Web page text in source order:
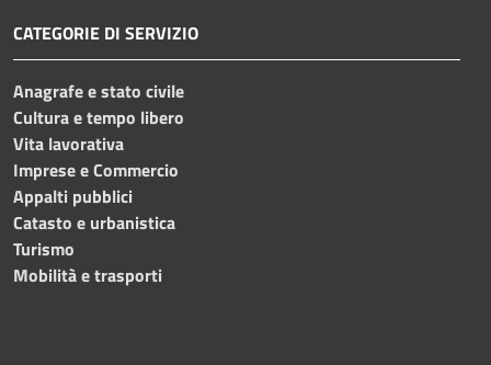
CATEGORIE DI SERVIZIO
Anagrafe e stato civile
Cultura e tempo libero
Vita lavorativa
Imprese e Commercio
Appalti pubblici
Catasto e urbanistica
Turismo
Mobilità e trasporti